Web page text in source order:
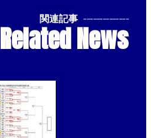
関連記事 --------------
Related News